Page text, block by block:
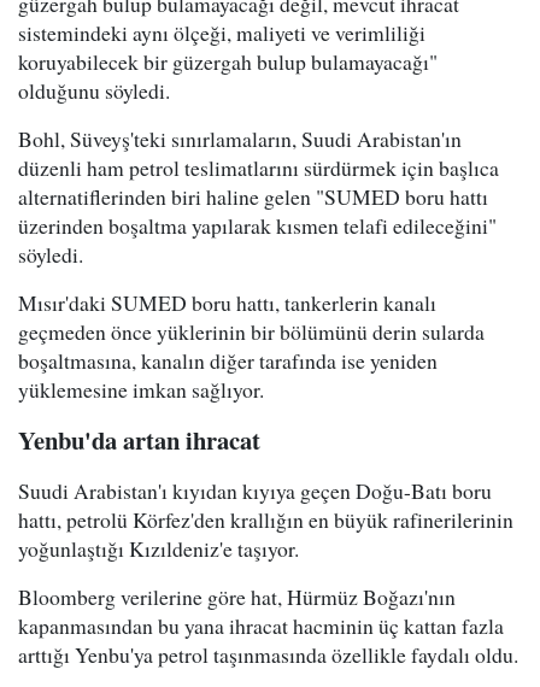
sistemindeki aynı ölçeği, maliyeti ve verimliliği
koruyabilecek bir güzergah bulup bulamayacağı"
olduğunu söyledi.
Bohl, Süveyş'teki sınırlamaların, Suudi Arabistan'ın
düzenli ham petrol teslimatlarını sürdürmek için başlıca
alternatiflerinden biri haline gelen "SUMED boru hattı
üzerinden boşaltma yapılarak kısmen telafi edileceğini"
söyledi.
Mısır'daki SUMED boru hattı, tankerlerin kanalı
geçmeden önce yüklerinin bir bölümünü derin sularda
boşaltmasına, kanalın diğer tarafında ise yeniden
yüklemesine imkan sağlıyor.
Yenbu'da artan ihracat
Suudi Arabistan'ı kıyıdan kıyıya geçen Doğu-Batı boru
hattı, petrolü Körfez'den krallığın en büyük rafinerilerinin
yoğunlaştığı Kızıldeniz'e taşıyor.
Bloomberg verilerine göre hat, Hürmüz Boğazı'nın
kapanmasından bu yana ihracat hacminin üç kattan fazla
arttığı Yenbu'ya petrol taşınmasında özellikle faydalı oldu.